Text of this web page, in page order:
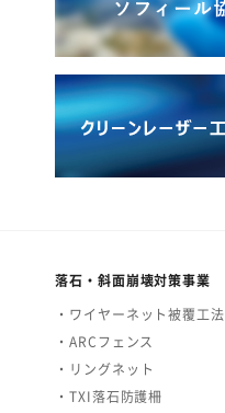
落石・斜面崩壊対策事業
・ワイヤーネット被覆工法
・ARCフェンス
・リングネット
・TXI落石防護柵